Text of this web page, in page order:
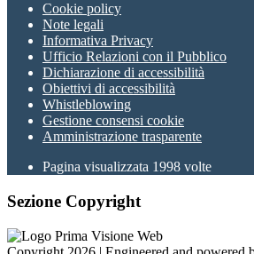
Cookie policy
Note legali
Informativa Privacy
Ufficio Relazioni con il Pubblico
Dichiarazione di accessibilità
Obiettivi di accessibilità
Whistleblowing
Gestione consensi cookie
Amministrazione trasparente
Pagina visualizzata 1998 volte
Sezione Copyright